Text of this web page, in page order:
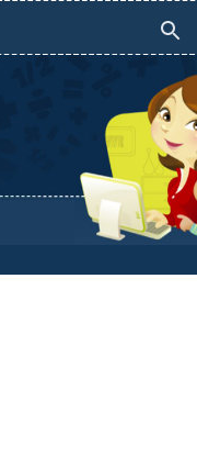
Skip to navigation